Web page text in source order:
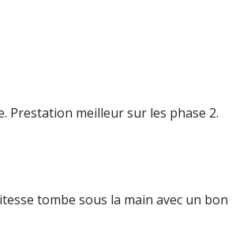
Prestation meilleur sur les phase 2.
tombe sous la main avec un bon